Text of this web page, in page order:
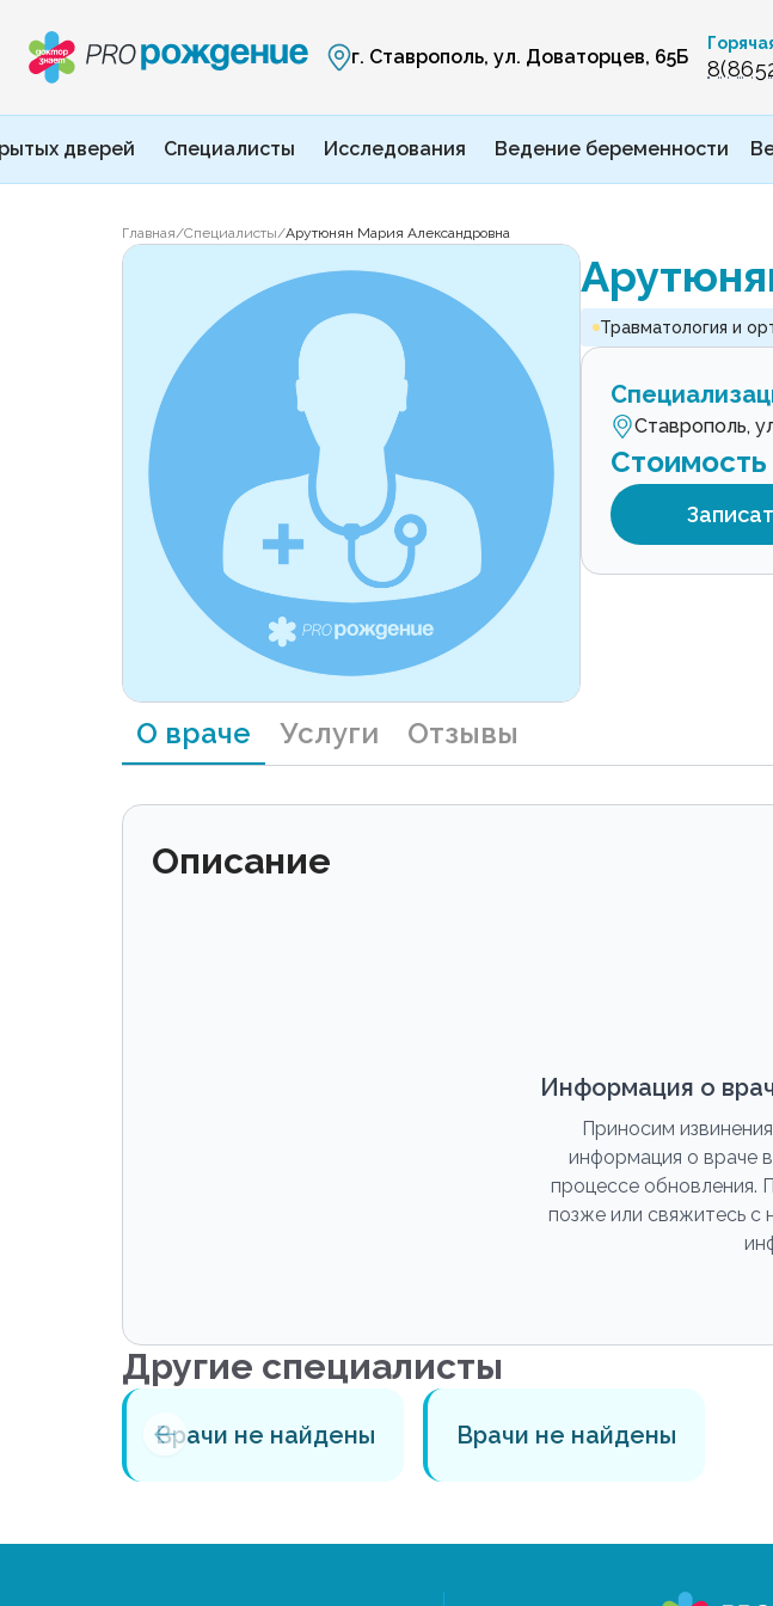
г. Ставрополь, ул. Доваторцев, 65Б
дверей Специалисты Исследования Ведение беременности
Главная/Специалисты/Арутюнян Мария Александровна
Травматология и
Ставрополь,
О враче Услуги Отзывы
Описание
Информация о
Приносим
информация о враче
процессе обновления.
позже или свяжитесь с
Другие специалисты
Врачи не найдены Врачи не найдены